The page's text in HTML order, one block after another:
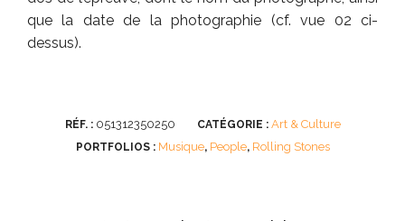
que la date de la photographie (cf. vue 02 ci-
dessus).
RÉF. : 051312350250 CATÉGORIE : Art & Culture
PORTFOLIOS : Musique, People, Rolling Stones